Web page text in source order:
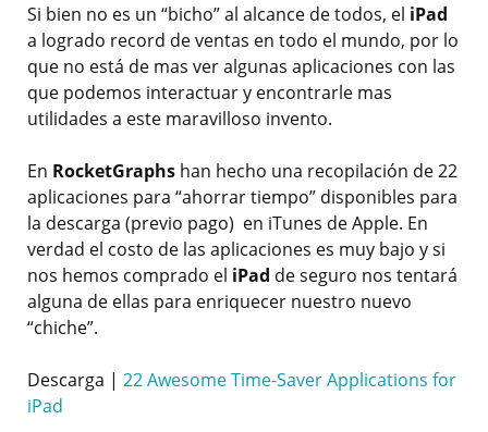
Si bien no es un “bicho” al alcance de todos, el iPad
a logrado record de ventas en todo el mundo, por lo
que no está de mas ver algunas aplicaciones con las
que podemos interactuar y encontrarle mas
utilidades a este maravilloso invento.
En RocketGraphs han hecho una recopilación de 22
aplicaciones para “ahorrar tiempo” disponibles para
la descarga (previo pago) en iTunes de Apple. En
verdad el costo de las aplicaciones es muy bajo y si
nos hemos comprado el iPad de seguro nos tentará
alguna de ellas para enriquecer nuestro nuevo
“chiche”.
Descarga | 22 Awesome Time-Saver Applications for
iPad